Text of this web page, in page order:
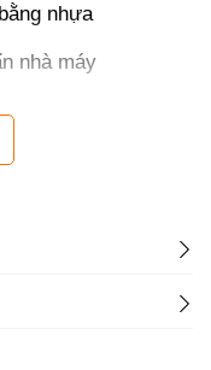
nhựa
nhà máy